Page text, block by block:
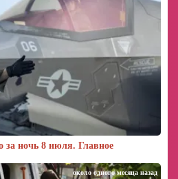
за ночь 8 июля. Главное
около одного месяца назад